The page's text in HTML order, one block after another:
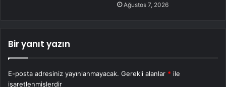
Ağustos 7, 2026
Bir yanıt yazın
E-posta adresiniz yayınlanmayacak. Gerekli alanlar * ile
işaretlenmişlerdir